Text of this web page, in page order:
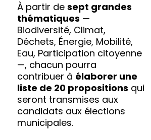
À partir de sept grandes
thématiques —
Biodiversité, Climat,
Déchets, Énergie, Mobilité,
Eau, Participation citoyenne
—, chacun pourra
contribuer à élaborer une
liste de 20 propositions qui
seront transmises aux
candidats aux élections
municipales.